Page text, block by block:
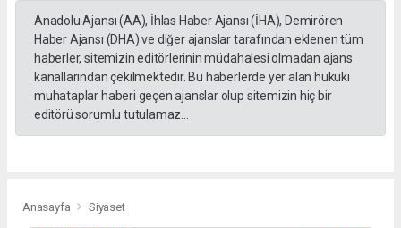
Anadolu Ajansı (AA), İhlas Haber Ajansı (İHA), Demirören
Haber Ajansı (DHA) ve diğer ajanslar tarafından eklenen tüm
haberler, sitemizin editörlerinin müdahalesi olmadan ajans
kanallarından çekilmektedir. Bu haberlerde yer alan hukuki
muhataplar haberi geçen ajanslar olup sitemizin hiç bir
editörü sorumlu tutulamaz...
Anasayfa Siyaset